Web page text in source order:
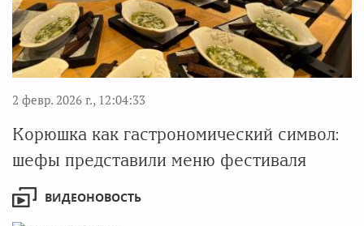
2 февр. 2026 г., 12:04:33
Корюшка как гастрономический символ:
шефы представили меню фестиваля
ВИДЕОНОВОСТЬ